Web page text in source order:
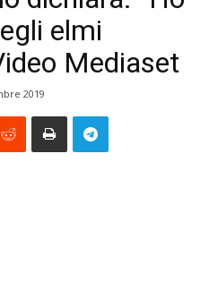
elmi
Mediaset
2019